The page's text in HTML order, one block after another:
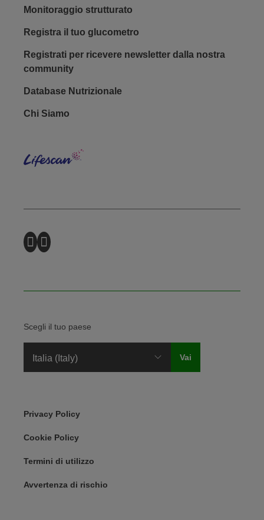
Monitoraggio strutturato
Registra il tuo glucometro
Registrati per ricevere newsletter dalla nostra
community
Database Nutrizionale
Footer - Social
Chi Siamo
Scegli il tuo paese
Legal Menu
Privacy Policy
Cookie Policy
Termini di utilizzo
Avvertenza di rischio